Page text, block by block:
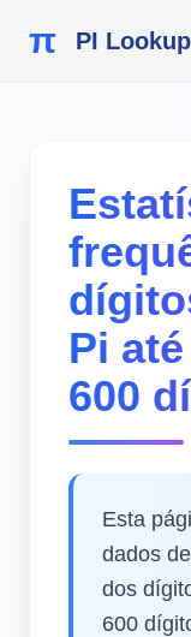
π PI Lookup
Pi
600
Esta
dados
dos
600